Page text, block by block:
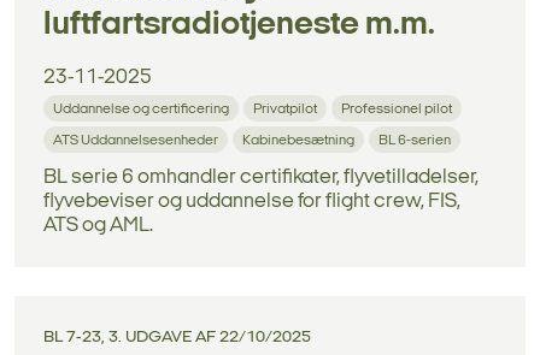
luftfartsradiotjeneste m.m.
23-11-2025
Uddannelse og certificering Privatpilot Professionel pilot
ATS Uddannelsesenheder Kabinebesætning BL 6-serien
BL serie 6 omhandler certifikater, flyvetilladelser,
flyvebeviser og uddannelse for flight crew, FIS,
ATS og AML.
BL 7-23, 3. UDGAVE AF 22/10/2025